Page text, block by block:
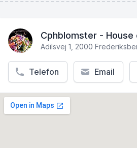
Cphblomster - House
Adilsvej 1, 2000
Telefon Email